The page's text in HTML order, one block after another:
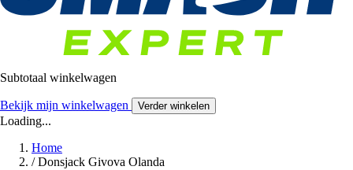
Subtotaal winkelwagen
Bekijk mijn winkelwagen Verder winkelen
Loading...
Home
/ Donsjack Givova Olanda